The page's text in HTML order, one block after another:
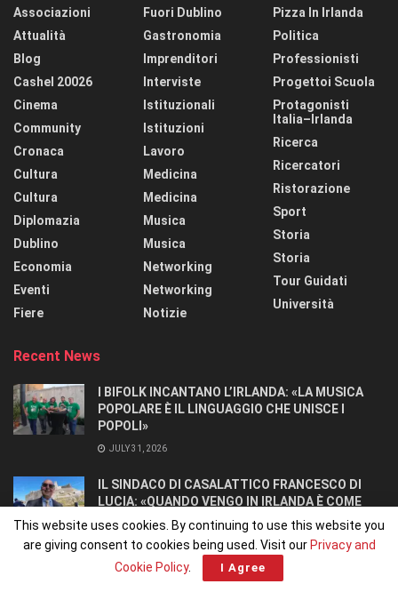
Associazioni
Attualità
Blog
Cashel 20026
Cinema
Community
Cronaca
Cultura
Cultura
Diplomazia
Dublino
Economia
Eventi
Fiere
Fuori Dublino
Gastronomia
Imprenditori
Interviste
Istituzionali
Istituzioni
Lavoro
Medicina
Medicina
Musica
Musica
Networking
Networking
Notizie
Pizza In Irlanda
Politica
Professionisti
Progettoi Scuola
Protagonisti
Italia–Irlanda
Ricerca
Ricercatori
Ristorazione
Sport
Storia
Storia
Tour Guidati
Università
Recent News
I BIFOLK INCANTANO L’IRLANDA: «LA MUSICA
POPOLARE È IL LINGUAGGIO CHE UNISCE I
POPOLI»
JULY 31, 2026
IL SINDACO DI CASALATTICO FRANCESCO DI
LUCIA: «QUANDO VENGO IN IRLANDA È COME
TORNARE A CASA».
JULY 27, 2026
This website uses cookies. By continuing to use this website you
are giving consent to cookies being used. Visit our Privacy and
Cookie Policy. I Agree